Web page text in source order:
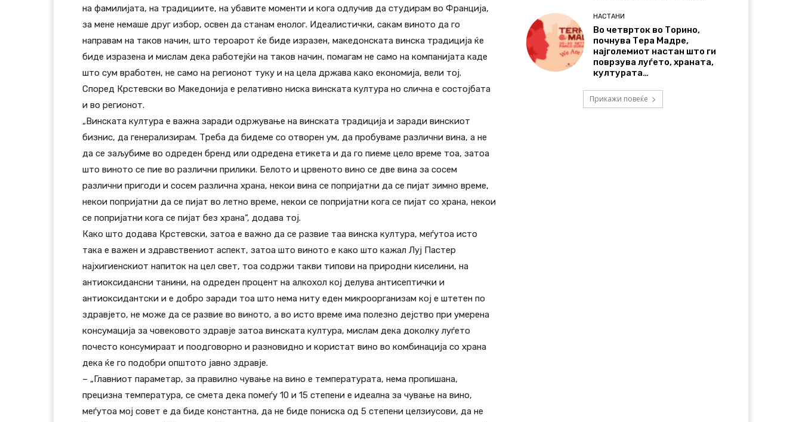
на фамилијата, на традициите, на убавите моменти и кога одлучив да студирам во Франција,
за мене немаше друг избор, освен да станам енолог. Идеалистички, сакам виното да го
направам на таков начин, што тероарот ќе биде изразен, македонската винска традиција ќе
биде изразена и мислам дека работејќи на таков начин, помагам не само на компанијата каде
што сум вработен, не само на регионот туку и на цела држава како економија, вели тој.
Според Крстевски во Македонија е релативно ниска винската култура но слична е состојбата
и во регионот.
„Винската култура е важна заради одржување на винската традиција и заради винскиот
бизнис, да генерализирам. Треба да бидеме со отворен ум, да пробуваме различни вина, а не
да се заљубиме во одреден бренд или одредена етикета и да го пиеме цело време тоа, затоа
што виното се пие во различни прилики. Белото и црвеното вино се две вина за сосем
различни пригоди и сосем различна храна, некои вина се попријатни да се пијат зимно време,
некои попријатни да се пијат во летно време, некои се попријатни кога се пијат со храна, некои
се попријатни кога се пијат без храна“, додава тој.
Како што додава Крстевски, затоа е важно да се развие таа винска култура, меѓутоа исто
така е важен и здравствениот аспект, затоа што виното е како што кажал Луј Пастер
најхигиенскиот напиток на цел свет, тоа содржи такви типови на природни киселини, на
антиоксидансни танини, на одреден процент на алкохол кој делува антисептички и
антиоксидантски и е добро заради тоа што нема ниту еден микроорганизам кој е штетен по
здравјето, не може да се развие во виното, а во исто време има полезно дејство при умерена
консумација за човековото здравје затоа винската култура, мислам дека доколку луѓето
почесто консумираат и поодговорно и разновидно и користат вино во комбинација со храна
дека ќе го подобри општото јавно здравје.
– „Главниот параметар, за правилно чување на вино е температурата, нема пропишана,
прецизна температура, се смета дека помеѓу 10 и 15 степени е идеална за чување на вино,
меѓутоа мој совет е да биде константна, да не биде пониска од 5 степени целзиусови, да не
НАСТАНИ
Во четврток во Торино,
почнува Тера Мадре,
најголемиот настан што ги
поврзува луѓето, храната,
културата…
Прикажи повеќе